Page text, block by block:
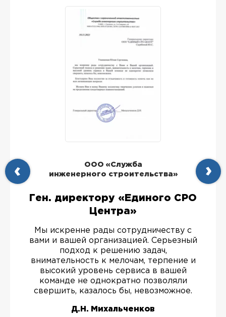
ООО «Служба
инженерного строительства»
Ген. директору «Единого СРО
Центра»
Мы искренне рады сотрудничеству с
вами и вашей организацией. Серьезный
подход к решению задач,
внимательность к мелочам, терпение и
высокий уровень сервиса в вашей
команде не однократно позволяли
свершить, казалось бы, невозможное.
Д.Н. Михальченков